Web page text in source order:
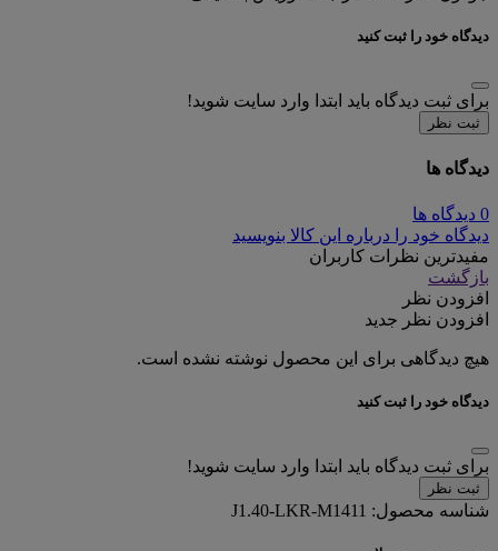
دیدگاه خود را ثبت کنید
برای ثبت دیدگاه باید ابتدا وارد سایت شوید!
ثبت نظر
دیدگاه ها
0 دیدگاه ها
دیدگاه خود را درباره این کالا بنویسید
مفیدترین نظرات کاربران
بازگشت
افزودن نظر
افزودن نظر جدید
هیچ دیدگاهی برای این محصول نوشته نشده است.
دیدگاه خود را ثبت کنید
برای ثبت دیدگاه باید ابتدا وارد سایت شوید!
ثبت نظر
شناسه محصول: J1.40-LKR-M1411